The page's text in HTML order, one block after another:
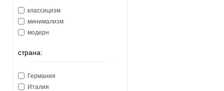
классицизм
минимализм
модерн
страна:
Германия
Италия